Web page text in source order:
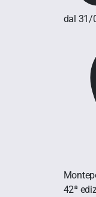
dal 31/
42ª